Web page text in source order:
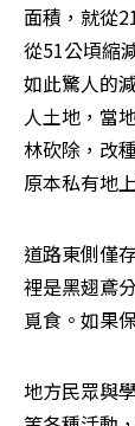
面積，就從
從51公頃縮
如此驚人的
人土地，當
林砍除，改
原本私有地
道路東側僅
裡是黑翅鳶
覓食。如果
地方民眾與